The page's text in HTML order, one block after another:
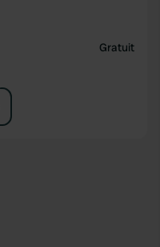
Gratuit